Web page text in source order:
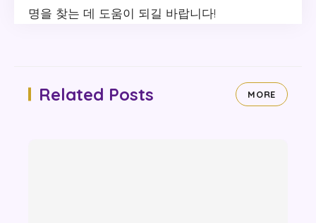
명을 찾는 데 도움이 되길 바랍니다!
Related Posts MORE